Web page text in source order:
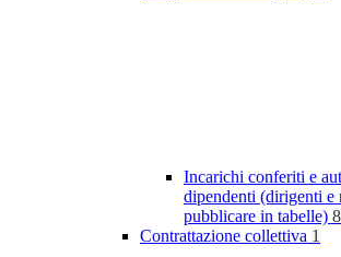
Incarichi conferiti e
dipendenti (dirigenti e
pubblicare in tabelle) 8
Contrattazione collettiva 1